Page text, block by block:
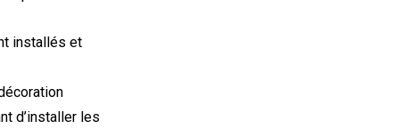
installés et
d’installer les